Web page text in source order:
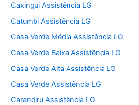
Caxingui Assistência LG
Catumbi Assistência LG
Casa Verde Média Assistência LG
Casa Verde Baixa Assistência LG
Casa Verde Alta Assistência LG
Casa Verde Assistência LG
Carandiru Assistência LG